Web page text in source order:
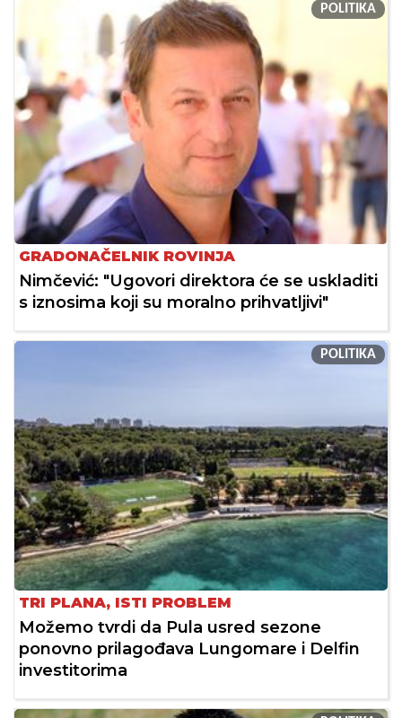
POLITIKA
GRADONAČELNIK ROVINJA
Nimčević: "Ugovori direktora će se uskladiti
s iznosima koji su moralno prihvatljivi"
POLITIKA
TRI PLANA, ISTI PROBLEM
Možemo tvrdi da Pula usred sezone
ponovno prilagođava Lungomare i Delfin
investitorima